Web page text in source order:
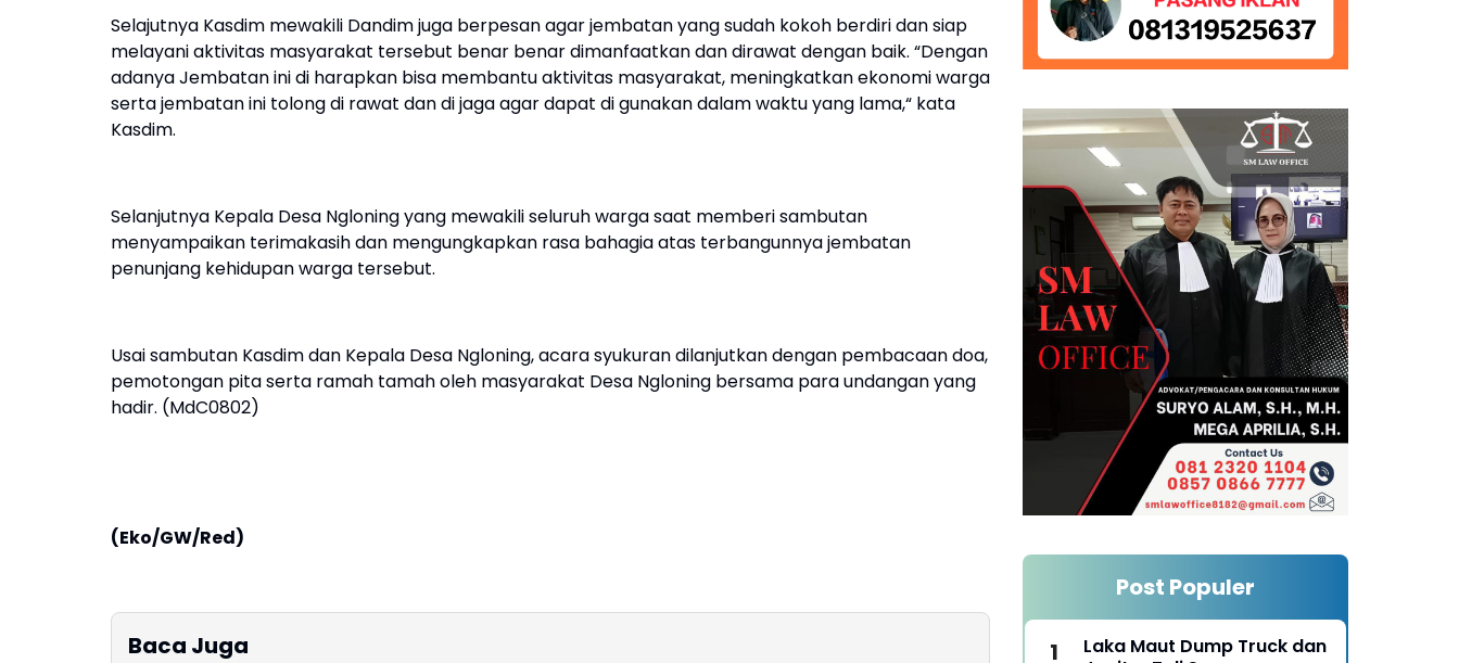
Selajutnya Kasdim mewakili Dandim juga berpesan agar jembatan yang sudah kokoh berdiri dan siap
melayani aktivitas masyarakat tersebut benar benar dimanfaatkan dan dirawat dengan baik. “Dengan
adanya Jembatan ini di harapkan bisa membantu aktivitas masyarakat, meningkatkan ekonomi warga
serta jembatan ini tolong di rawat dan di jaga agar dapat di gunakan dalam waktu yang lama,“ kata
Kasdim.
Selanjutnya Kepala Desa Ngloning yang mewakili seluruh warga saat memberi sambutan
menyampaikan terimakasih dan mengungkapkan rasa bahagia atas terbangunnya jembatan
penunjang kehidupan warga tersebut.
Usai sambutan Kasdim dan Kepala Desa Ngloning, acara syukuran dilanjutkan dengan pembacaan doa,
pemotongan pita serta ramah tamah oleh masyarakat Desa Ngloning bersama para undangan yang
hadir. (MdC0802)
(Eko/GW/Red)
Baca Juga
Post Populer
Laka Maut Dump Truck dan